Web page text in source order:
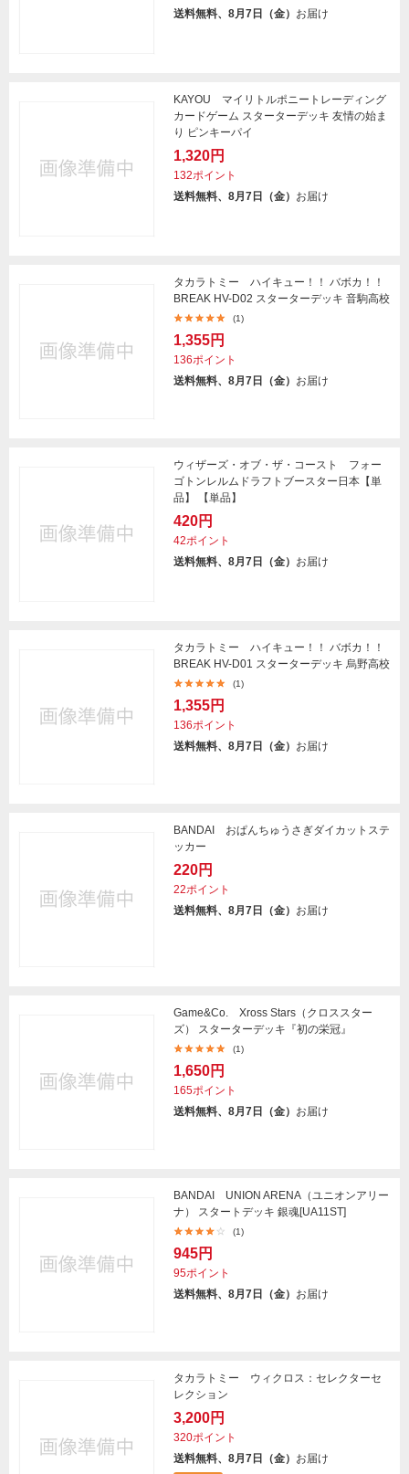
送料無料、8月7日（金） お届け
KAYOU マイリトルポニートレーディング
カードゲーム スターターデッキ 友情の始ま
り ピンキーパイ
1,320円
132ポイント
送料無料、8月7日（金） お届け
タカラトミー ハイキュー！！ バボカ！！
BREAK HV-D02 スターターデッキ 音駒高校
(1)
1,355円
136ポイント
送料無料、8月7日（金） お届け
ウィザーズ・オブ・ザ・コースト フォー
ゴトンレルムドラフトブースター日本【単
品】 【単品】
420円
42ポイント
送料無料、8月7日（金） お届け
タカラトミー ハイキュー！！ バボカ！！
BREAK HV-D01 スターターデッキ 烏野高校
(1)
1,355円
136ポイント
送料無料、8月7日（金） お届け
BANDAI おぱんちゅうさぎダイカットステ
ッカー
220円
22ポイント
送料無料、8月7日（金） お届け
Game&Co. Xross Stars（クロススター
ズ） スターターデッキ『初の栄冠』
(1)
1,650円
165ポイント
送料無料、8月7日（金） お届け
BANDAI UNION ARENA（ユニオンアリー
ナ） スタートデッキ 銀魂[UA11ST]
(1)
945円
95ポイント
送料無料、8月7日（金） お届け
タカラトミー ウィクロス：セレクターセ
レクション
3,200円
320ポイント
送料無料、8月7日（金） お届け